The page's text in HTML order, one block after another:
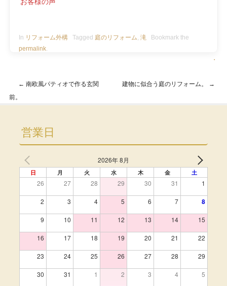
お客様の声
In リフォーム外構 Tagged 庭のリフォーム, 滝 Bookmark the
permalink.
・
Post navigation
← 南欧風パティオで作る玄関
前。
建物に似合う庭のリフォーム。 →
営業日
2026年 8月
日 月 火 水 木 金 土
26 27 28 29 30 31 1
2 3 4 5 6 7 8
9 10 11 12 13 14 15
16 17 18 19 20 21 22
23 24 25 26 27 28 29
30 31 1 2 3 4 5